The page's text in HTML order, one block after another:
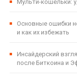
Мульти-кошельки:
Основные ошибки
и как их избежать
Инсайдерский
после Биткоина и